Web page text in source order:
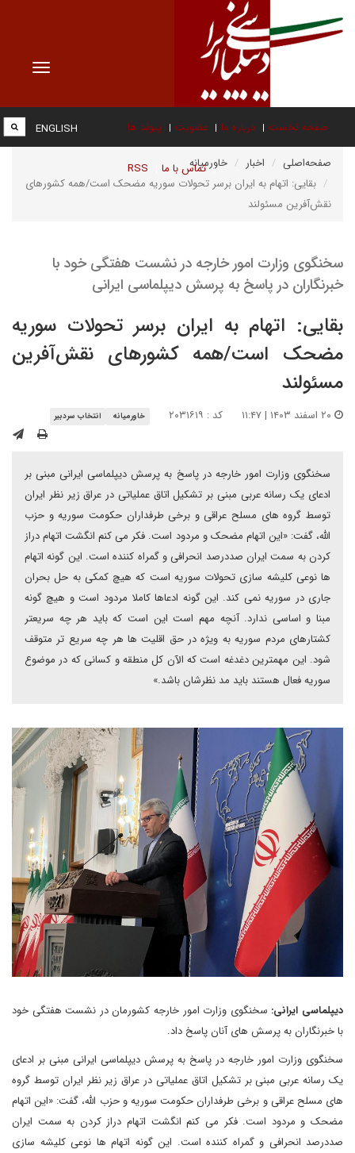
Toggle
صفحه نخست درباره ما عضویت پیوند ها
تماس با ما RSS
ENGLISH
صفحه‌اصلی اخبار
خاورمیانه
بقایی: اتهام به ایران برسر تحولات سوریه مضحک است/همه کشورهای
نقش‌آفرین مسئولند
سخنگوی وزارت امور خارجه در نشست هفتگی خود با
خبرنگاران در پاسخ به پرسش دیپلماسی ایرانی
بقایی: اتهام به ایران برسر تحولات سوریه
مضحک است/همه کشورهای نقش‌آفرین
مسئولند
کد : ۲۰۳۱۶۱۹ خاورمیانه انتخاب سردبیر
سخنگوی وزارت امور خارجه در پاسخ به پرسش دیپلماسی ایرانی مبنی بر
ادعای یک رسانه عربی مبنی بر تشکیل اتاق عملیاتی در عراق زیر نظر ایران
توسط گروه های مسلح عراقی و برخی طرفداران حکومت سوریه و حزب
الله، گفت: «این اتهام مضحک و مردود است. فکر می کنم انگشت اتهام دراز
کردن به سمت ایران صددرصد انحرافی و گمراه کننده است. این گونه اتهام
ها نوعی کلیشه سازی تحولات سوریه است که هیچ کمکی به حل بحران
جاری در سوریه نمی کند. این گونه ادعاها کاملا مردود است و هیچ گونه
مبنا و اساسی ندارد. آنچه مهم است این است که باید هر چه سریعتر
کشتارهای مردم سوریه به ویژه در حق اقلیت ها هر چه سریع تر متوقف
شود. این مهمترین دغدغه است که الآن کل منطقه و کسانی که در موضوع
سوریه فعال هستند باید مد نظرشان باشد.»
دیپلماسی ایرانی: سخنگوی وزارت امور خارجه کشورمان در نشست هفتگی خود
با خبرنگاران به پرسش های آنان پاسخ داد.
سخنگوی وزارت امور خارجه در پاسخ به پرسش دیپلماسی ایرانی مبنی بر ادعای
یک رسانه عربی مبنی بر تشکیل اتاق عملیاتی در عراق زیر نظر ایران توسط گروه
های مسلح عراقی و برخی طرفداران حکومت سوریه و حزب الله، گفت: «این اتهام
مضحک و مردود است. فکر می کنم انگشت اتهام دراز کردن به سمت ایران
صددرصد انحرافی و گمراه کننده است. این گونه اتهام ها نوعی کلیشه سازی